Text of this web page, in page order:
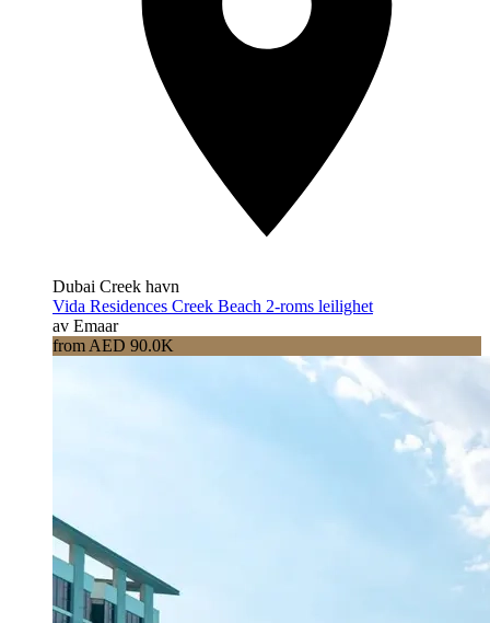
Dubai Creek havn
Vida Residences Creek Beach 2-roms leilighet
av Emaar
from AED 90.0K